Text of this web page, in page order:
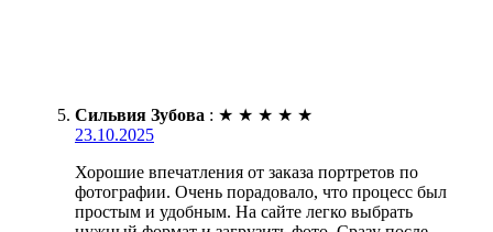
Сильвия Зубова : ★ ★ ★ ★ ★
23.10.2025
Хорошие впечатления от заказа портретов по
фотографии. Очень порадовало, что процесс был
простым и удобным. На сайте легко выбрать